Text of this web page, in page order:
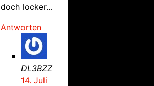
doch locker…
Antworten
DL3BZZ
14. Juli